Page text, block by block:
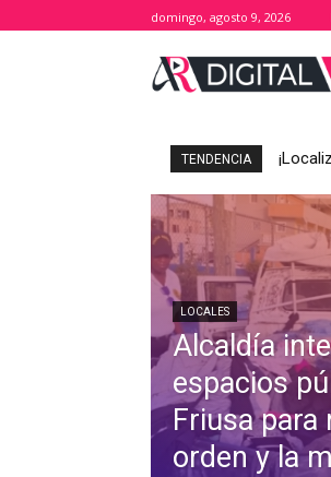
domingo, agosto 9, 2026
TENDENCIA
LOCALES
Alcaldía
espacios
Friusa para
orden y la